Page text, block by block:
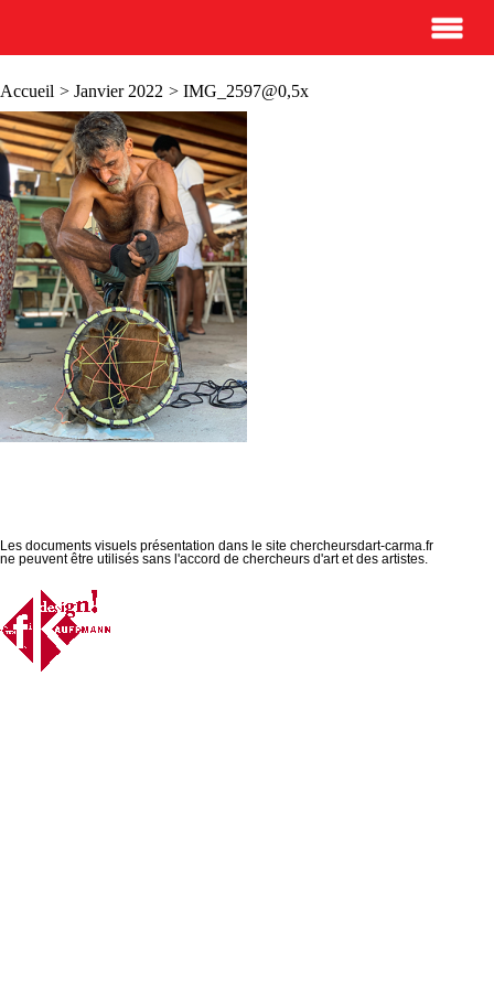
Accueil > Janvier 2022 > IMG_2597@0,5x
Les documents visuels présentation dans le site chercheursdart-carma.fr
ne peuvent être utilisés sans l'accord de chercheurs d'art et des artistes.